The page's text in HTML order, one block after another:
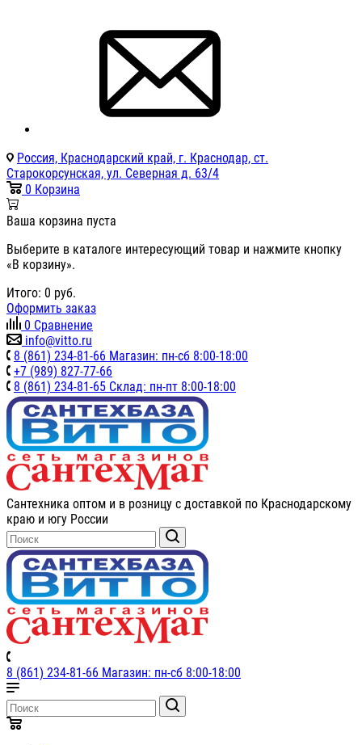
Россия, Краснодарский край, г. Краснодар, ст.
Старокорсунская, ул. Северная д. 63/4
0 Корзина
Ваша корзина пуста
Выберите в каталоге интересующий товар и нажмите кнопку
«В корзину».
Итого: 0 руб.
Оформить заказ
0 Сравнение
info@vitto.ru
8 (861) 234-81-66 Магазин: пн-сб 8:00-18:00
+7 (989) 827-77-66
8 (861) 234-81-65 Склад: пн-пт 8:00-18:00
Сантехника оптом и в розницу с доставкой по Краснодарскому
краю и югу России
8 (861) 234-81-66 Магазин: пн-сб 8:00-18:00